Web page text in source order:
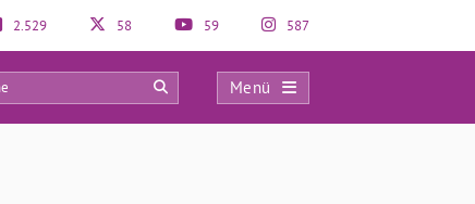
2.529 58 59 587
Menü
0